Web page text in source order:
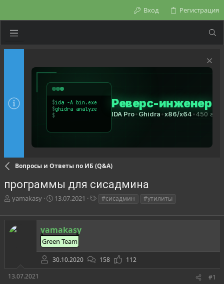
Вход Регистрация
Вопросы и Ответы по ИБ (Q&A)
программы для сисадмина
А
т
о
р
ы
yamakasy
Д
т
н
а
ч
а
л
13.07.2021
г
#сисадмин #утилиты
yamakasy
Green Team
30.10.2020 158
112
13.07.2021
#1